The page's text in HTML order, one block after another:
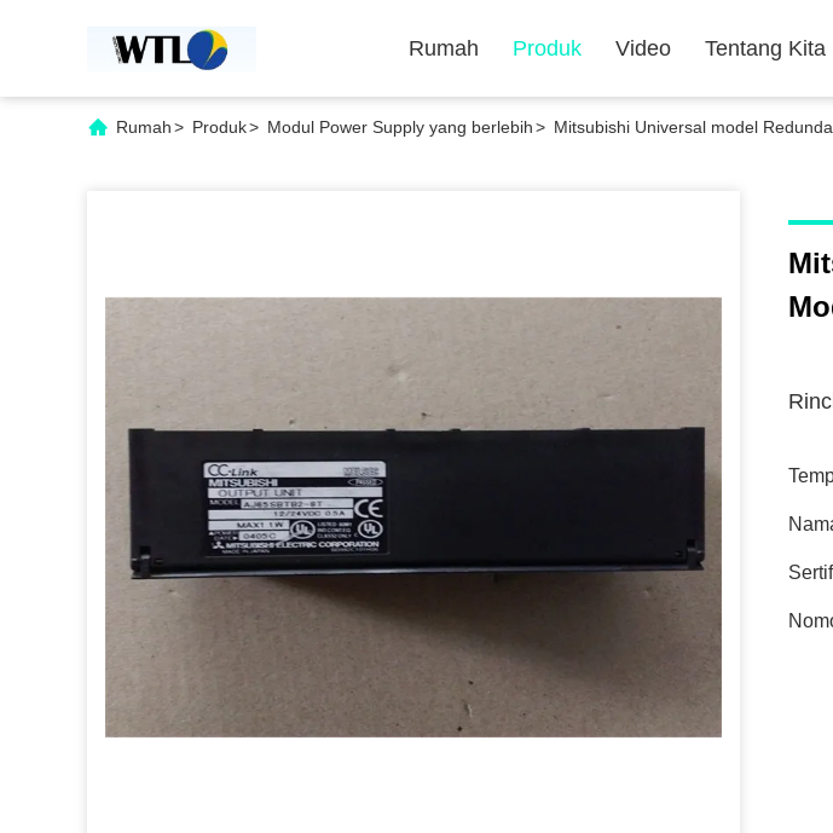
Rumah Produk Video Tentang Kita
Rumah> Produk> Modul Power Supply yang berlebih> Mitsubishi Universal model